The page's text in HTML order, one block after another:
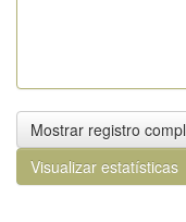
Mostrar registro
Visualizar estatísticas